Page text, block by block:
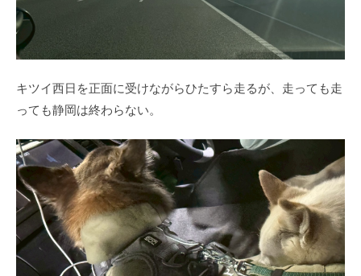
キツイ西日を正面に受けながらひたすら走るが、走っても走
っても静岡は終わらない。